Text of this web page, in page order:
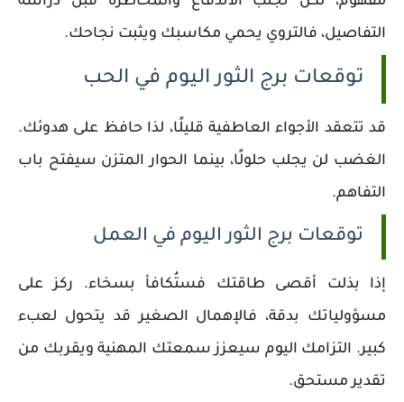
التفاصيل، فالتروي يحمي مكاسبك ويثبت نجاحك.
توقعات برج الثور اليوم في الحب
قد تتعقد الأجواء العاطفية قليلًا، لذا حافظ على هدوئك.
الغضب لن يجلب حلولًا، بينما الحوار المتزن سيفتح باب
التفاهم.
توقعات برج الثور اليوم في العمل
إذا بذلت أقصى طاقتك فستُكافأ بسخاء. ركز على
مسؤولياتك بدقة، فالإهمال الصغير قد يتحول لعبء
كبير. التزامك اليوم سيعزز سمعتك المهنية ويقربك من
تقدير مستحق.